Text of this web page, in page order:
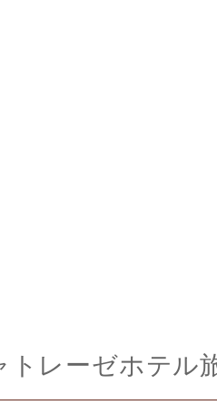
トレーゼホテル